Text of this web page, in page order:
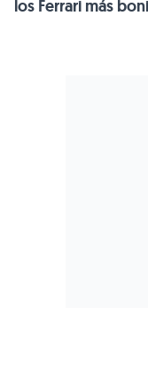
los Ferrari más